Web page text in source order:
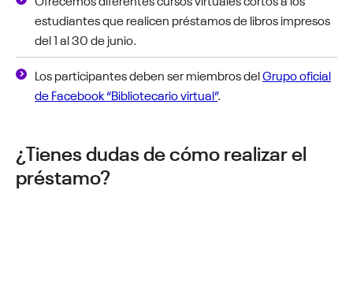
estudiantes que realicen préstamos de libros impresos
del 1 al 30 de junio.
Los participantes deben ser miembros delGrupo oficial
de Facebook “Bibliotecario virtual”.
¿Tienes dudas de cómo realizar el
préstamo?